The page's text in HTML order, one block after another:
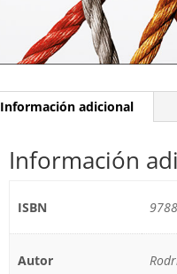
Información adicional
Información
ISBN
Autor